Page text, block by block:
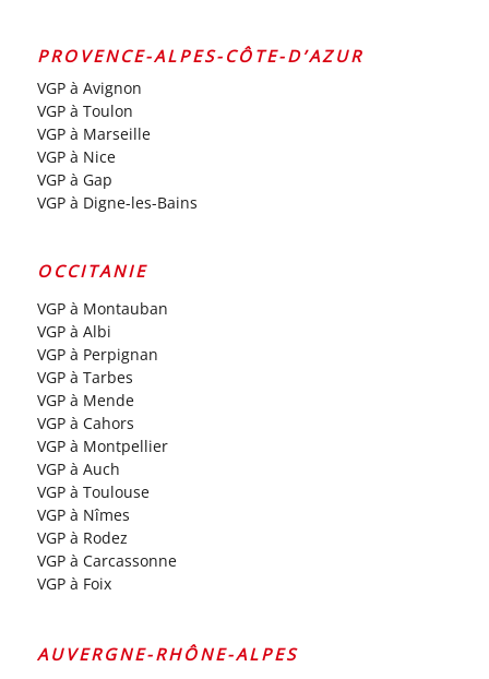
PROVENCE-ALPES-CÔTE-D’AZUR
VGP à Avignon
VGP à Toulon
VGP à Marseille
VGP à Nice
VGP à Gap
VGP à Digne-les-Bains
OCCITANIE
VGP à Montauban
VGP à Albi
VGP à Perpignan
VGP à Tarbes
VGP à Mende
VGP à Cahors
VGP à Montpellier
VGP à Auch
VGP à Toulouse
VGP à Nîmes
VGP à Rodez
VGP à Carcassonne
VGP à Foix
AUVERGNE-RHÔNE-ALPES